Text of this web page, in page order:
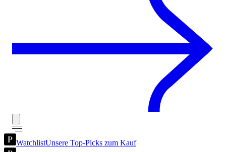
WatchlistUnsere Top-Picks zum Kauf